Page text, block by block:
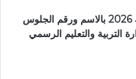
نتيجة الثانوية العامة 2026 بالاسم ورقم الجلوس
التربية والتعليم الرسمي